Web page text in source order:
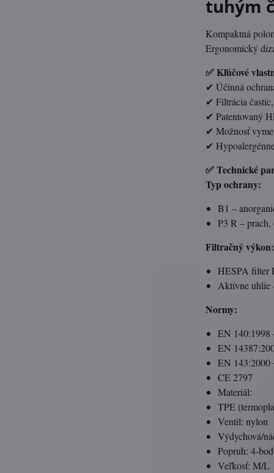
tuhým
Kompaktná
Ergonomický
✅ Kľúčové
✔ Účinná
✔ Filtrácia
✔ Patentovaný
✔ Možnosť
✔
✅ Technické
Typ ochrany:
B1 –
P3 R –
Filtračný výkon:
HESPA filter
Aktívne uhlie
Normy:
EN 140:1998
EN
EN 143:2000
CE 2797
Materiál:
TPE
Ventil: nylon
Výdychová/
Popruh: 4-
Veľkosť: M/L